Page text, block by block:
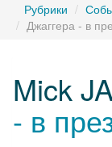
Рубрики
Джаггера - в
Mick
- в